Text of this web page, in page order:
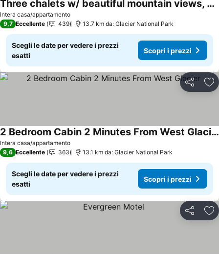
Intera casa/appartamento
Three chalets w/ beautiful mountain views, 1 mile from Glacier National Park!
9,7 Eccellente 439 13.7 km da: Glacier National Park
Scegli le date per vedere i prezzi
esatti
Scopri i prezzi
Condividi
Intera casa/appartamento
2 Bedroom Cabin 2 Minutes From West Glacier
9,6 Eccellente 363 13.1 km da: Glacier National Park
Scegli le date per vedere i prezzi
esatti
Scopri i prezzi
Condividi